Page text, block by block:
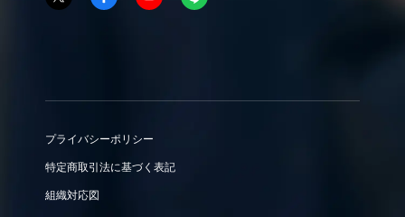
プライバシーポリシー
特定商取引法に基づく表記
組織対応図